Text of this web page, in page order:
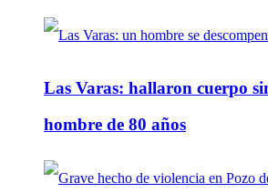
Las Varas: hallaron cuerpo
hombre de 80 años